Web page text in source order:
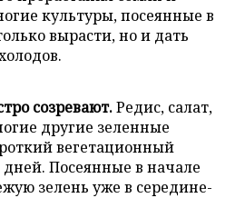
культуры, посеянные в
вырасти, но и дать
созревают.Редис, салат,
другие зеленные
вегетационный
дней. Посеянные в начале
зелень уже в середине-